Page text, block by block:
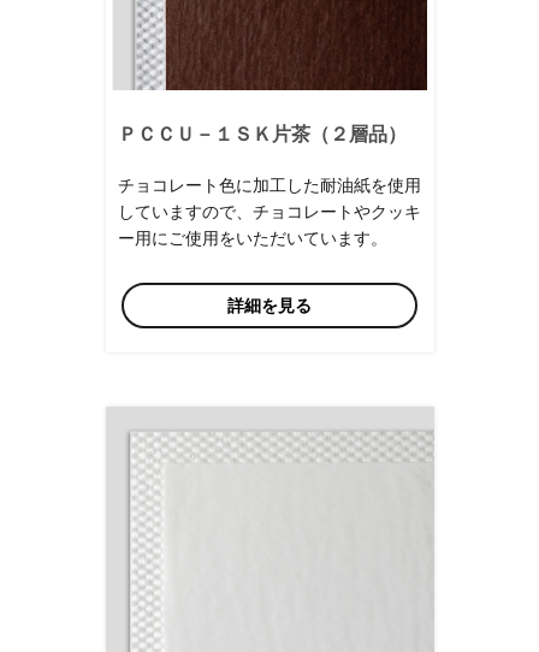
ＰＣＣＵ－１ＳＫ片茶（２層品）
チョコレート色に加工した耐油紙を使用
していますので、チョコレートやクッキ
ー用にご使用をいただいています。
詳細を見る